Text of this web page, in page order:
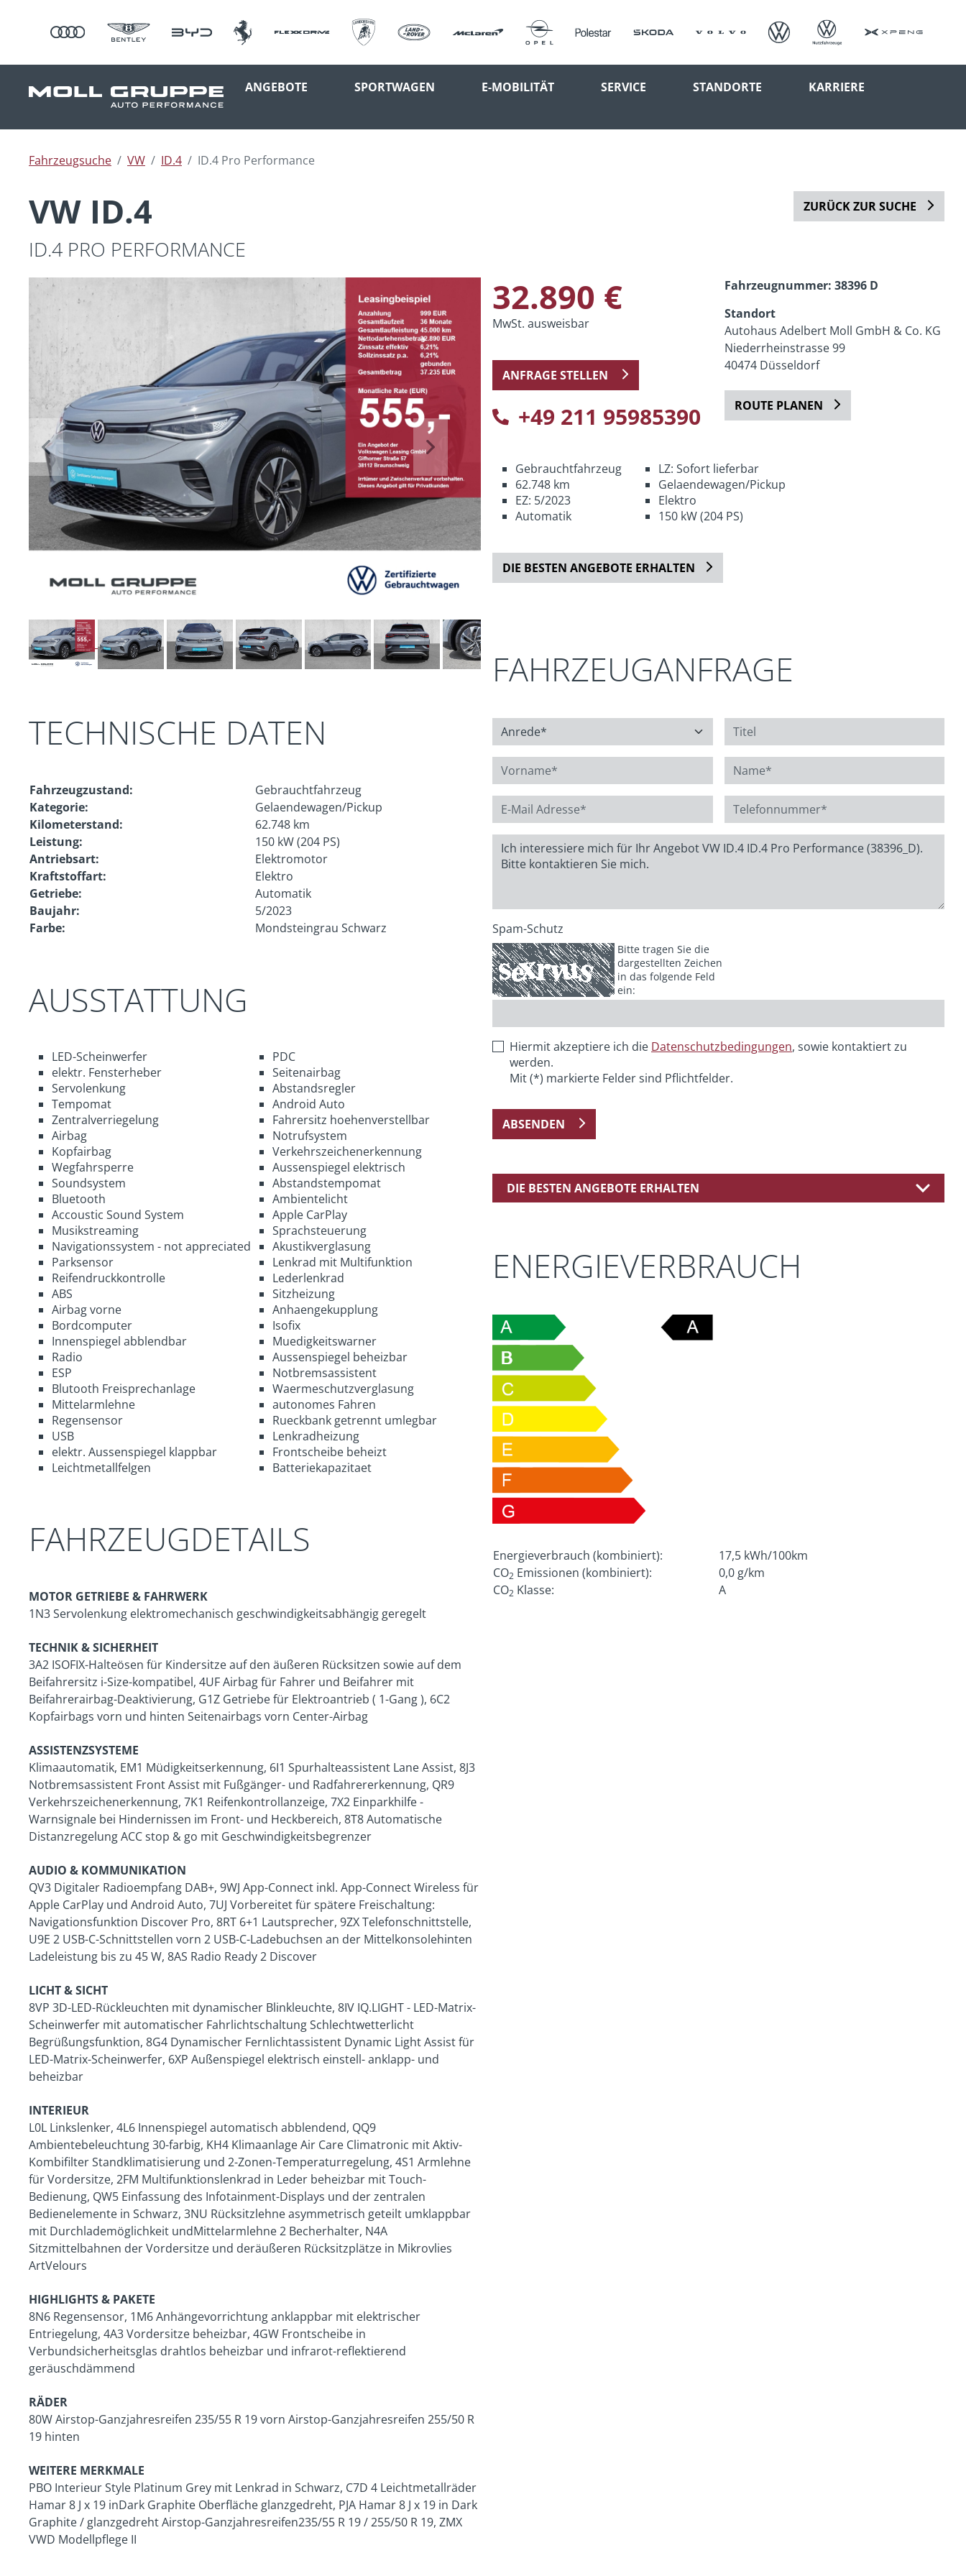
ANGEBOTE SPORTWAGEN E-MOBILITÄT SERVICE STANDORTE KARRIERE
Fahrzeugsuche VW ID.4 ID.4 Pro Performance
VW ID.4
ID.4 PRO PERFORMANCE
ZURÜCK ZUR SUCHE
Previous Next
TECHNISCHE DATEN
Fahrzeugzustand:
Gebrauchtfahrzeug
Kategorie:
Gelaendewagen/Pickup
Kilometerstand:
62.748 km
Leistung:
150 kW (204 PS)
Antriebsart:
Elektromotor
Kraftstoffart:
Elektro
Getriebe:
Automatik
Baujahr:
5/2023
Farbe:
Mondsteingrau Schwarz
AUSSTATTUNG
LED-Scheinwerfer
elektr. Fensterheber
Servolenkung
Tempomat
Zentralverriegelung
Airbag
Kopfairbag
Wegfahrsperre
Soundsystem
Bluetooth
Accoustic Sound System
Musikstreaming
Navigationssystem - not appreciated
Parksensor
Reifendruckkontrolle
ABS
Airbag vorne
Bordcomputer
Innenspiegel abblendbar
Radio
ESP
Blutooth Freisprechanlage
Mittelarmlehne
Regensensor
USB
elektr. Aussenspiegel klappbar
Leichtmetallfelgen
PDC
Seitenairbag
Abstandsregler
Android Auto
Fahrersitz hoehenverstellbar
Notrufsystem
Verkehrszeichenerkennung
Aussenspiegel elektrisch
Abstandstempomat
Ambientelicht
Apple CarPlay
Sprachsteuerung
Akustikverglasung
Lenkrad mit Multifunktion
Lederlenkrad
Sitzheizung
Anhaengekupplung
Isofix
Muedigkeitswarner
Aussenspiegel beheizbar
Notbremsassistent
Waermeschutzverglasung
autonomes Fahren
Rueckbank getrennt umlegbar
Lenkradheizung
Frontscheibe beheizt
Batteriekapazitaet
FAHRZEUGDETAILS
MOTOR GETRIEBE & FAHRWERK
1N3 Servolenkung elektromechanisch geschwindigkeitsabhängig geregelt
TECHNIK & SICHERHEIT
3A2 ISOFIX-Halteösen für Kindersitze auf den äußeren Rücksitzen sowie auf dem
Beifahrersitz i-Size-kompatibel, 4UF Airbag für Fahrer und Beifahrer mit
Beifahrerairbag-Deaktivierung, G1Z Getriebe für Elektroantrieb ( 1-Gang ), 6C2
Kopfairbags vorn und hinten Seitenairbags vorn Center-Airbag
ASSISTENZSYSTEME
Klimaautomatik, EM1 Müdigkeitserkennung, 6I1 Spurhalteassistent Lane Assist, 8J3
Notbremsassistent Front Assist mit Fußgänger- und Radfahrererkennung, QR9
Verkehrszeichenerkennung, 7K1 Reifenkontrollanzeige, 7X2 Einparkhilfe -
Warnsignale bei Hindernissen im Front- und Heckbereich, 8T8 Automatische
Distanzregelung ACC stop & go mit Geschwindigkeitsbegrenzer
AUDIO & KOMMUNIKATION
QV3 Digitaler Radioempfang DAB+, 9WJ App-Connect inkl. App-Connect Wireless für
Apple CarPlay und Android Auto, 7UJ Vorbereitet für spätere Freischaltung:
Navigationsfunktion Discover Pro, 8RT 6+1 Lautsprecher, 9ZX Telefonschnittstelle,
U9E 2 USB-C-Schnittstellen vorn 2 USB-C-Ladebuchsen an der Mittelkonsolehinten
Ladeleistung bis zu 45 W, 8AS Radio Ready 2 Discover
LICHT & SICHT
8VP 3D-LED-Rückleuchten mit dynamischer Blinkleuchte, 8IV IQ.LIGHT - LED-Matrix-
Scheinwerfer mit automatischer Fahrlichtschaltung Schlechtwetterlicht
Begrüßungsfunktion, 8G4 Dynamischer Fernlichtassistent Dynamic Light Assist für
LED-Matrix-Scheinwerfer, 6XP Außenspiegel elektrisch einstell- anklapp- und
beheizbar
INTERIEUR
L0L Linkslenker, 4L6 Innenspiegel automatisch abblendend, QQ9
Ambientebeleuchtung 30-farbig, KH4 Klimaanlage Air Care Climatronic mit Aktiv-
Kombifilter Standklimatisierung und 2-Zonen-Temperaturregelung, 4S1 Armlehne
für Vordersitze, 2FM Multifunktionslenkrad in Leder beheizbar mit Touch-
Bedienung, QW5 Einfassung des Infotainment-Displays und der zentralen
Bedienelemente in Schwarz, 3NU Rücksitzlehne asymmetrisch geteilt umklappbar
mit Durchlademöglichkeit undMittelarmlehne 2 Becherhalter, N4A
Sitzmittelbahnen der Vordersitze und deräußeren Rücksitzplätze in Mikrovlies
ArtVelours
HIGHLIGHTS & PAKETE
8N6 Regensensor, 1M6 Anhängevorrichtung anklappbar mit elektrischer
Entriegelung, 4A3 Vordersitze beheizbar, 4GW Frontscheibe in
Verbundsicherheitsglas drahtlos beheizbar und infrarot-reflektierend
geräuschdämmend
RÄDER
80W Airstop-Ganzjahresreifen 235/55 R 19 vorn Airstop-Ganzjahresreifen 255/50 R
19 hinten
WEITERE MERKMALE
PBO Interieur Style Platinum Grey mit Lenkrad in Schwarz, C7D 4 Leichtmetallräder
Hamar 8 J x 19 inDark Graphite Oberfläche glanzgedreht, PJA Hamar 8 J x 19 in Dark
Graphite / glanzgedreht Airstop-Ganzjahresreifen235/55 R 19 / 255/50 R 19, ZMX
VWD Modellpflege II
32.890 €
MwSt. ausweisbar
ANFRAGE STELLEN
+49 211 95985390
Gebrauchtfahrzeug
62.748 km
EZ: 5/2023
Automatik
LZ: Sofort lieferbar
Gelaendewagen/Pickup
Elektro
150 kW (204 PS)
DIE BESTEN ANGEBOTE ERHALTEN
Fahrzeugnummer: 38396 D
Standort
Autohaus Adelbert Moll GmbH & Co. KG
Niederrheinstrasse 99
40474 Düsseldorf
ROUTE PLANEN
FAHRZEUGANFRAGE
Spam-Schutz
Bitte tragen Sie die
dargestellten Zeichen
in das folgende Feld
ein:
Hiermit akzeptiere ich die Datenschutzbedingungen, sowie kontaktiert zu
werden.
Mit (*) markierte Felder sind Pflichtfelder.
ABSENDEN
DIE BESTEN ANGEBOTE ERHALTEN
ENERGIEVERBRAUCH
Energieverbrauch (kombiniert):
17,5 kWh/100km
CO2 Emissionen (kombiniert):
0,0 g/km
CO2 Klasse: A